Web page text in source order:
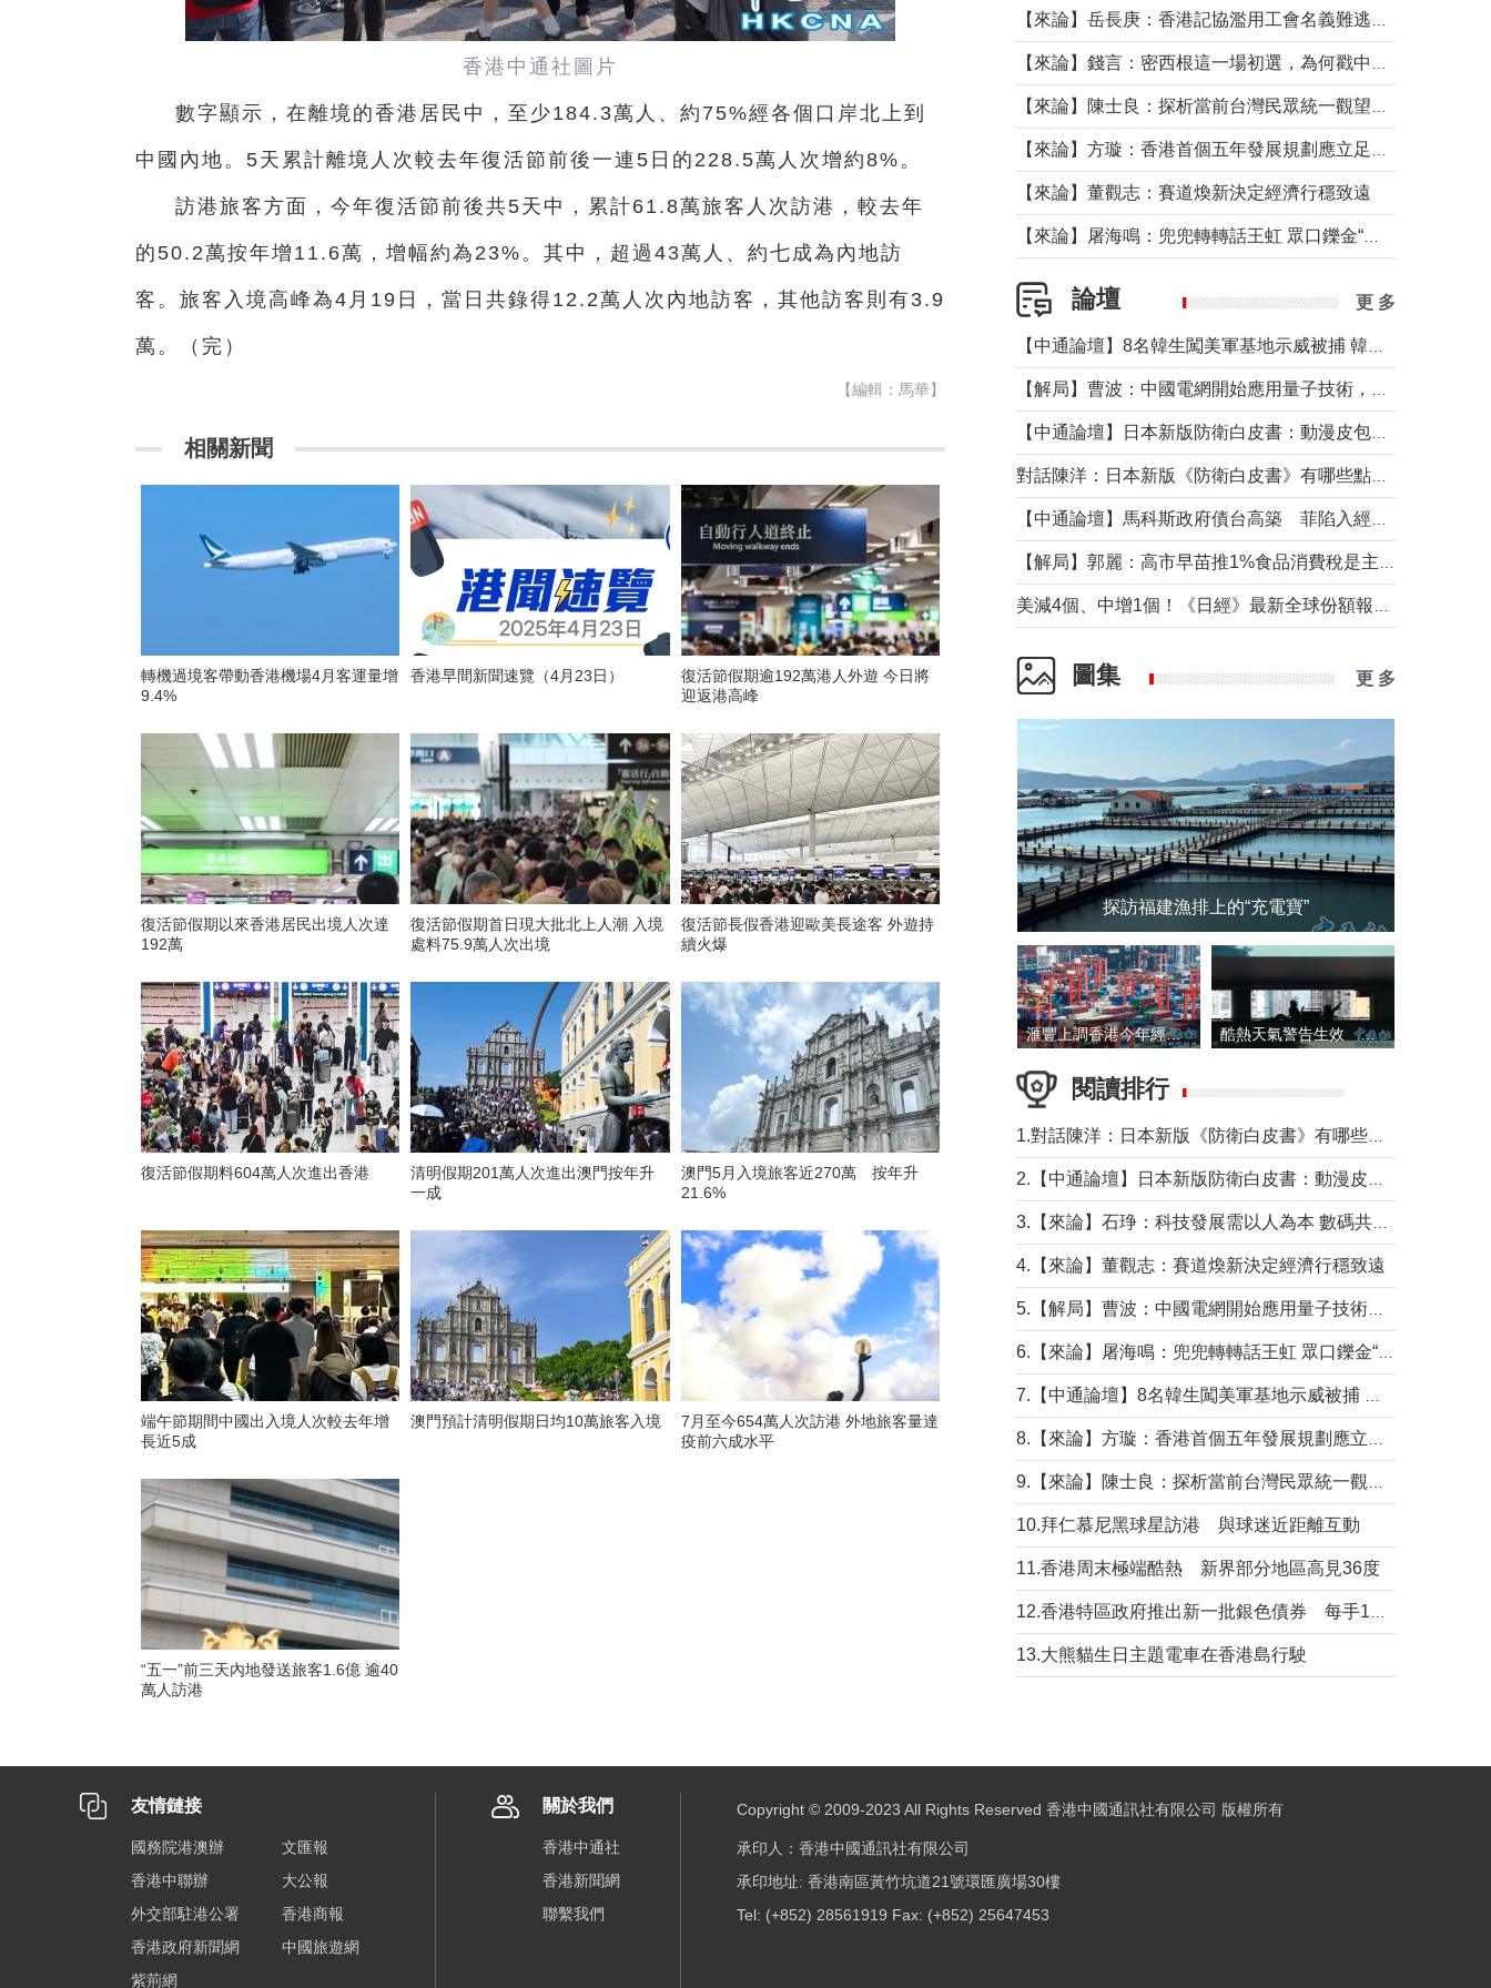
香港中通社圖片
數字顯示，在離境的香港居民中，至少184.3萬人、約75%經各個口岸北上到
中國內地。5天累計離境人次較去年復活節前後一連5日的228.5萬人次增約8%。
訪港旅客方面，今年復活節前後共5天中，累計61.8萬旅客人次訪港，較去年
的50.2萬按年增11.6萬，增幅約為23%。其中，超過43萬人、約七成為內地訪
客。旅客入境高峰為4月19日，當日共錄得12.2萬人次內地訪客，其他訪客則有3.9
萬。（完）
【編輯：馬華】
相關新聞
轉機過境客帶動香港機場4月客運量增
9.4%
香港早間新聞速覽（4月23日）
復活節假期逾192萬港人外遊 今日將
迎返港高峰
復活節假期以來香港居民出境人次達
192萬
復活節假期首日現大批北上人潮 入境
處料75.9萬人次出境
復活節長假香港迎歐美長途客 外遊持
續火爆
復活節假期料604萬人次進出香港
清明假期201萬人次進出澳門按年升
一成
澳門5月入境旅客近270萬 按年升
21.6%
端午節期間中國出入境人次較去年增
長近5成
澳門預計清明假期日均10萬旅客入境
7月至今654萬人次訪港 外地旅客量達
疫前六成水平
“五一”前三天內地發送旅客1.6億 逾40
萬人訪港
【來論】董觀志：賽道煥新決定經濟行穩致遠
論壇 更 多
圖集 更 多
探訪福建漁排上的“充電寶”
滙豐上調香港今年經濟增長預測至4.5% 酷熱天氣警告生效 本港高溫持續至下周
閱讀排行
4.【來論】董觀志：賽道煥新決定經濟行穩致遠
10.拜仁慕尼黑球星訪港 與球迷近距離互動
11.香港周末極端酷熱 新界部分地區高見36度
13.大熊貓生日主題電車在香港島行駛
友情鏈接
國務院港澳辦
文匯報
香港中聯辦
大公報
外交部駐港公署
香港商報
香港政府新聞網
中國旅遊網
紫荊網
關於我們
香港中通社
香港新聞網
聯繫我們
Copyright © 2009-2023 All Rights Reserved 香港中國通訊社有限公司 版權所有
承印人：香港中國通訊社有限公司
承印地址: 香港南區黃竹坑道21號環匯廣場30樓
Tel: (+852) 28561919 Fax: (+852) 25647453